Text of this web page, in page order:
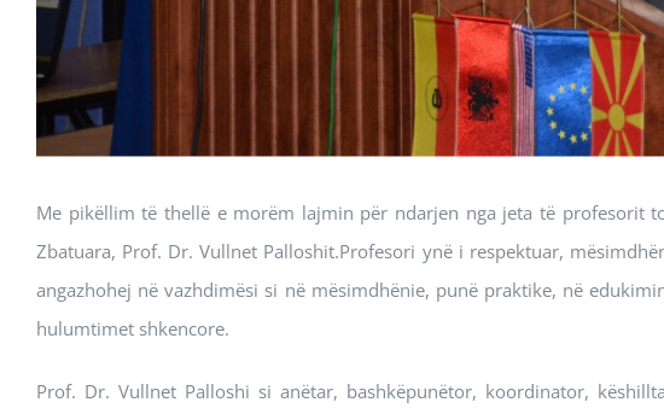
Me pikëllim të thellë e morëm lajmin për ndarjen nga jeta të profesorit
Zbatuara, Prof. Dr. Vullnet Palloshit.Profesori ynë i respektuar,
angazhohej në vazhdimësi si në mësimdhënie, punë praktike, në
hulumtimet shkencore.
Prof. Dr. Vullnet Palloshi si anëtar, bashkëpunëtor, koordinator,